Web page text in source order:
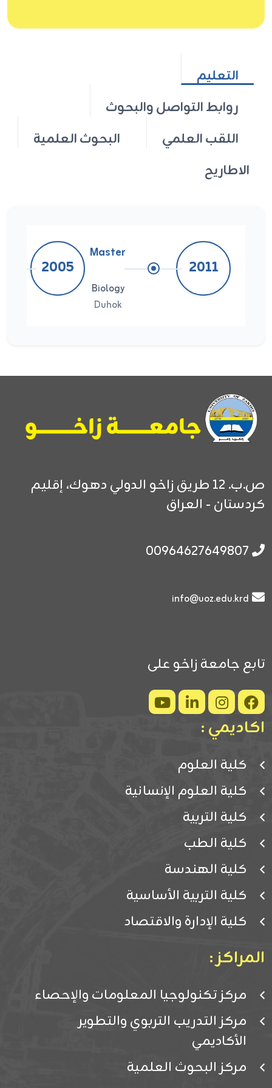
التعليم
روابط التواصل والبحوث
اللقب العلمي
البحوث العلمية
الاطاريح
2011
Master
Biology
Duhok
2005
ص.ب. 12 طريق زاخو الدولي دهوك، إقليم
كردستان - العراق
00964627649807
info@uoz.edu.krd
تابع جامعة زاخو على
اكاديمي :
كلية العلوم
كلية العلوم الإنسانية
كلية التربية
كلية الطب
كلية الهندسة
كلية التربية الأساسية
كلية الإدارة والاقتصاد
المراكز :
مركز تكنولوجيا المعلومات والإحصاء
مركز التدريب التربوي والتطوير
الأكاديمي
مركز البحوث العلمية